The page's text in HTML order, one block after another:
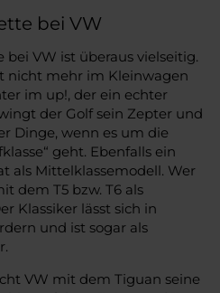
bei VW
VW ist überaus vielseitig.
nicht mehr im Kleinwagen
im up!, der ein echter
der Golf sein Zepter und
Dinge, wenn es um die
geht. Ebenfalls ein
als Mittelklassemodell. Wer
dem T5 bzw. T6 als
Klassiker lässt sich in
und ist sogar als
VW mit dem Tiguan seine